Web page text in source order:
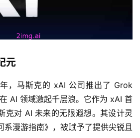
元
，马斯克的 xAI 公司推出了 Grok
AI 领域激起千层浪。它作为 xAI 首
克对 AI 未来的无限遐想。其设计灵
系漫游指南》，被赋予了提供尖锐且